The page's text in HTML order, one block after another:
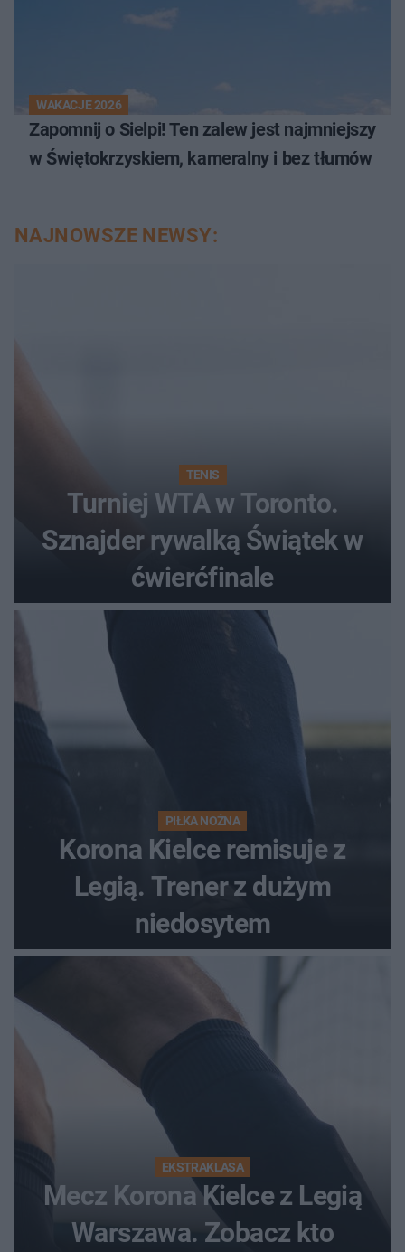
WAKACJE 2026
Zapomnij o Sielpi! Ten zalew jest najmniejszy
w Świętokrzyskiem, kameralny i bez tłumów
NAJNOWSZE NEWSY:
TENIS
Turniej WTA w Toronto.
Sznajder rywalką Świątek w
ćwierćfinale
PIŁKA NOŻNA
Korona Kielce remisuje z
Legią. Trener z dużym
niedosytem
EKSTRAKLASA
Mecz Korona Kielce z Legią
Warszawa. Zobacz kto